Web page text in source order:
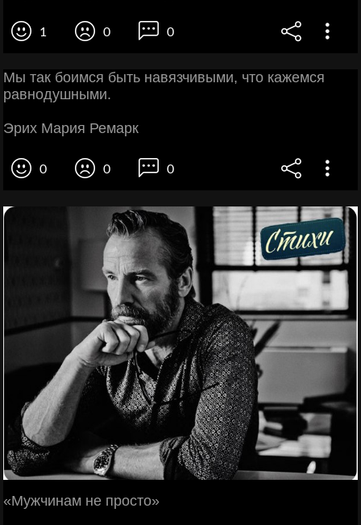
1 0 0
Мы так боимся быть навязчивыми, что кажемся
равнодушными.
Эрих Мария Ремарк
0 0 0
«Мужчинам не просто»